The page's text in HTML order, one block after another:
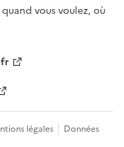
vous voulez, où
légales
Données